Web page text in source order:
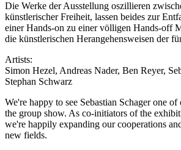
Die Werke der Ausstellung oszillieren
künstlerischer Freiheit, lassen beides zur
einer Hands-on zu einer völligen Hands-off
die künstlerischen Herangehensweisen der
Artists:
Simon Hezel, Andreas Nader, Ben Reyer,
Stephan Schwarz
We're happy to see Sebastian Schager one
the group show. As co-initiators of the
we're happily expanding our cooperations
new fields.